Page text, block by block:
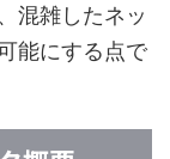
混雑したネッ
能にする点で